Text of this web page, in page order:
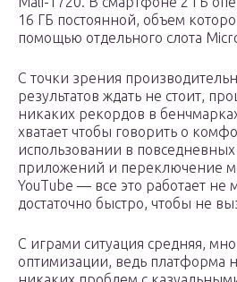
16 ГБ постоянной, объем
помощью отдельного слота
С точки зрения
результатов ждать не стоит,
никаких рекордов в
хватает чтобы говорить о
использовании в повседневных
приложений и переключение
YouTube — все это работает не
достаточно быстро, чтобы не
С играми ситуация средняя,
оптимизации, ведь платформа